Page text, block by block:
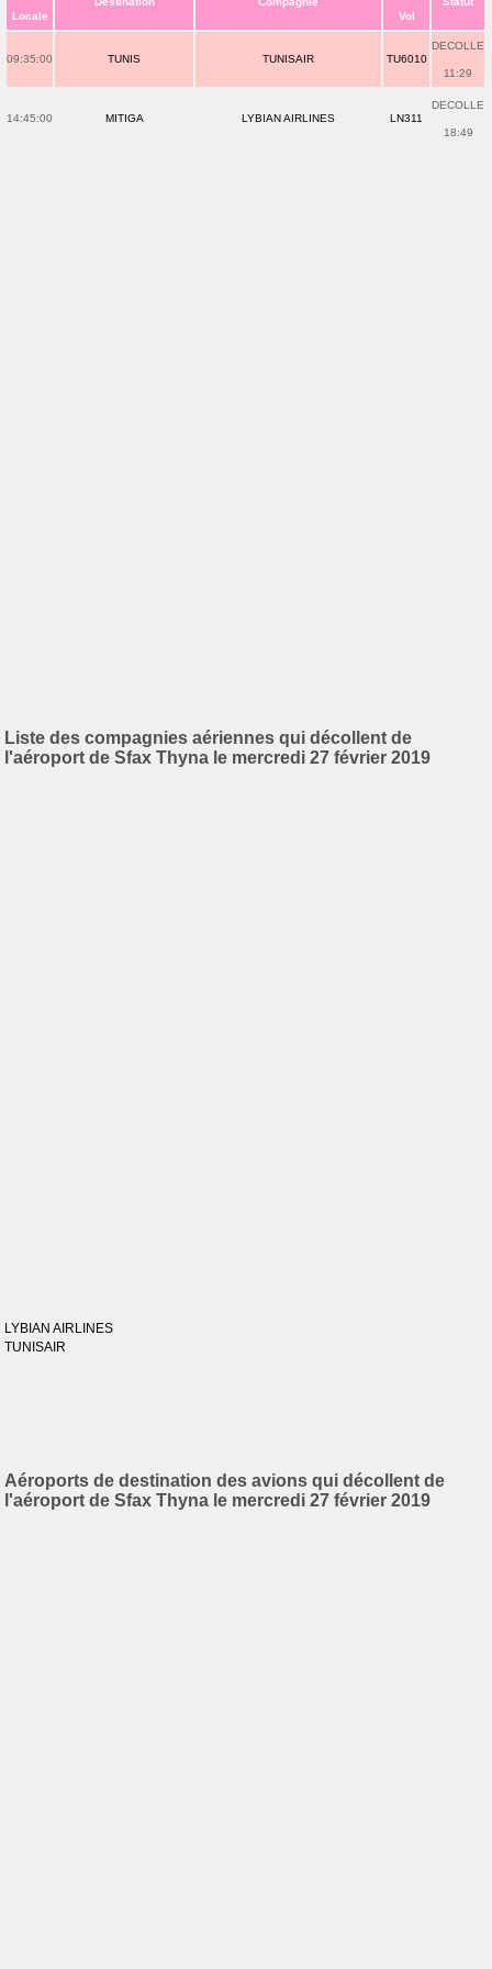
Locale Vol
09:35:00 TUNIS TUNISAIR TU6010
DECOLLE
11:29
14:45:00 MITIGA LYBIAN AIRLINES LN311
DECOLLE
18:49
Liste des compagnies aériennes qui décollent de
l'aéroport de Sfax Thyna le mercredi 27 février 2019
LYBIAN AIRLINES
TUNISAIR
Aéroports de destination des avions qui décollent de
l'aéroport de Sfax Thyna le mercredi 27 février 2019